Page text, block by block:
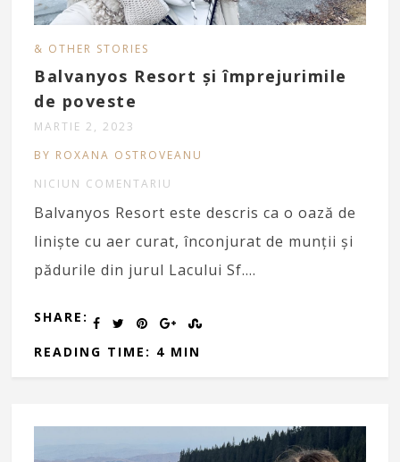
& OTHER STORIES
Balvanyos Resort și împrejurimile
de poveste
MARTIE 2, 2023
BY ROXANA OSTROVEANU
NICIUN COMENTARIU
Balvanyos Resort este descris ca o oază de
linişte cu aer curat, înconjurat de munţii şi
pădurile din jurul Lacului Sf….
SHARE:
READING TIME: 4 MIN